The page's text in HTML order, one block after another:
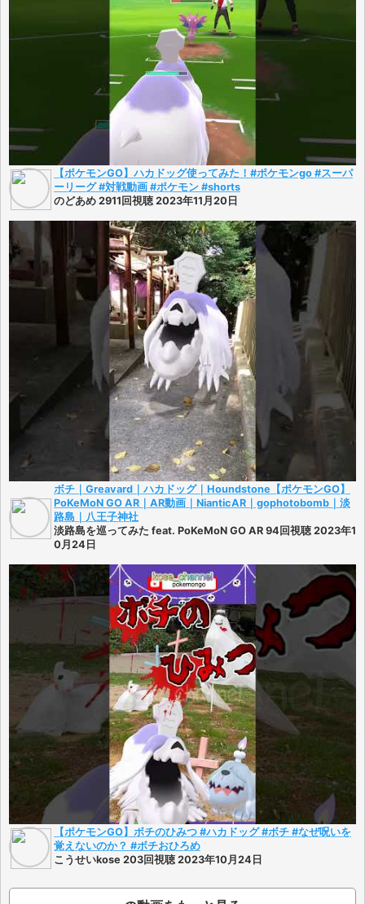
【ポケモンGO】ハカドッグ使ってみた！#ポケモンgo #スーパ
ーリーグ #対戦動画 #ポケモン #shorts
のどあめ 2911回視聴 2023年11月20日
ボチ｜Greavard｜ハカドッグ｜Houndstone【ポケモンGO】
PoKeMoN GO AR｜AR動画｜NianticAR｜gophotobomb｜淡
路島｜八王子神社
淡路島を巡ってみた feat. PoKeMoN GO AR 94回視聴 2023年1
0月24日
【ポケモンGO】ボチのひみつ #ハカドッグ #ボチ #なぜ呪いを
覚えないのか？ #ボチおひろめ
こうせいkose 203回視聴 2023年10月24日